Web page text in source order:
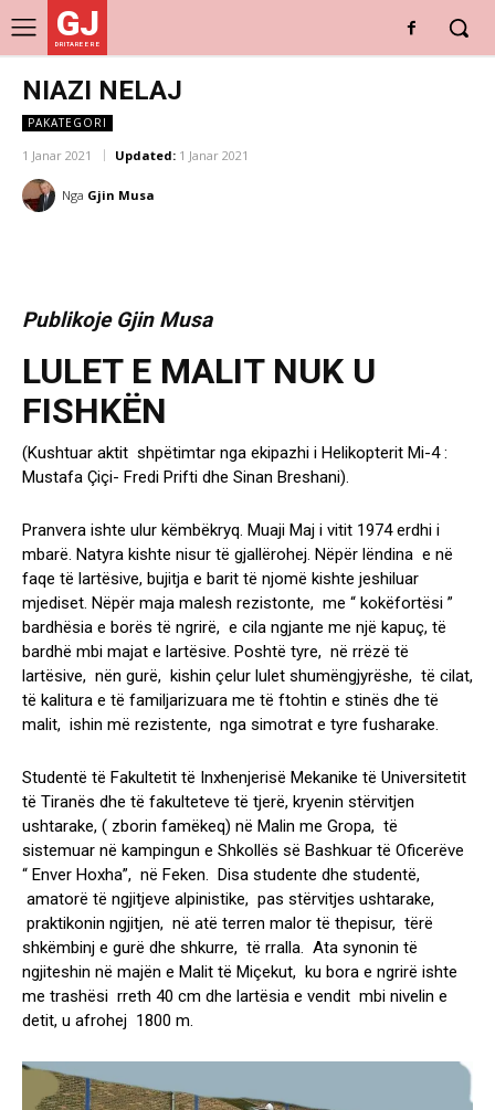
GJ
DRITARE E RE
NIAZI NELAJ
PAKATEGORI
1 Janar 2021 Updated: 1 Janar 2021
Nga Gjin Musa
Publikoje Gjin Musa
LULET E MALIT NUK U
FISHKËN
(Kushtuar aktit shpëtimtar nga ekipazhi i Helikopterit Mi-4 :
Mustafa Çiçi- Fredi Prifti dhe Sinan Breshani).
Pranvera ishte ulur këmbëkryq. Muaji Maj i vitit 1974 erdhi i
mbarë. Natyra kishte nisur të gjallërohej. Nëpër lëndina e në
faqe të lartësive, bujitja e barit të njomë kishte jeshiluar
mjediset. Nëpër maja malesh rezistonte, me “ kokëfortësi ”
bardhësia e borës të ngrirë, e cila ngjante me një kapuç, të
bardhë mbi majat e lartësive. Poshtë tyre, në rrëzë të
lartësive, nën gurë, kishin çelur lulet shumëngjyrëshe, të cilat,
të kalitura e të familjarizuara me të ftohtin e stinës dhe të
malit, ishin më rezistente, nga simotrat e tyre fusharake.
Studentë të Fakultetit të Inxhenjerisë Mekanike të Universitetit
të Tiranës dhe të fakulteteve të tjerë, kryenin stërvitjen
ushtarake, ( zborin famëkeq) në Malin me Gropa, të
sistemuar në kampingun e Shkollës së Bashkuar të Oficerëve
“ Enver Hoxha”, në Feken. Disa studente dhe studentë,
amatorë të ngjitjeve alpinistike, pas stërvitjes ushtarake,
praktikonin ngjitjen, në atë terren malor të thepisur, tërë
shkëmbinj e gurë dhe shkurre, të rralla. Ata synonin të
ngjiteshin në majën e Malit të Miçekut, ku bora e ngrirë ishte
me trashësi rreth 40 cm dhe lartësia e vendit mbi nivelin e
detit, u afrohej 1800 m.